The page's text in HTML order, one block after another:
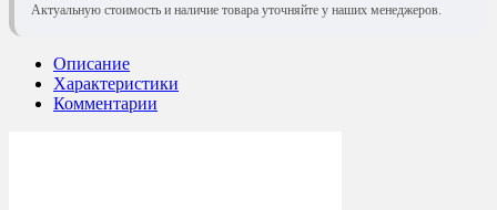
Актуальную стоимость и наличие товара уточняйте у наших менеджеров.
Описание
Характеристики
Комментарии